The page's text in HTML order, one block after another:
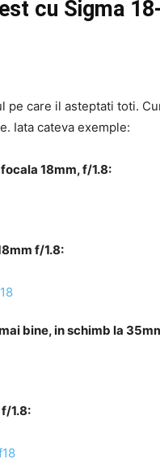
cu Sigma
pe care il asteptati toti.
Iata cateva exemple:
18mm, f/1.8:
f/1.8:
bine, in schimb la
1.8: